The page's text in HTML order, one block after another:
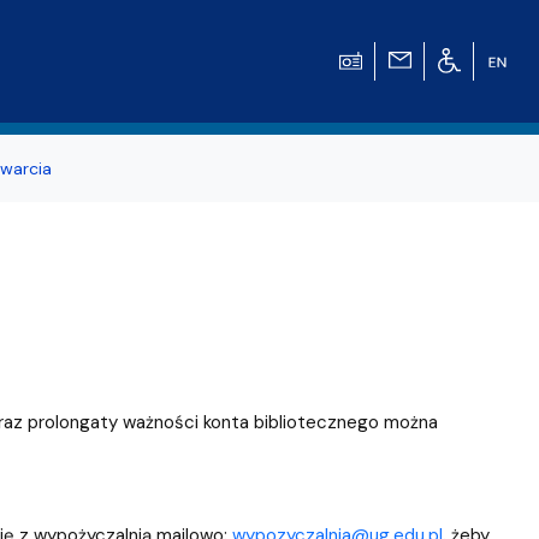
prolongaty ważności konta bibliotecznego można